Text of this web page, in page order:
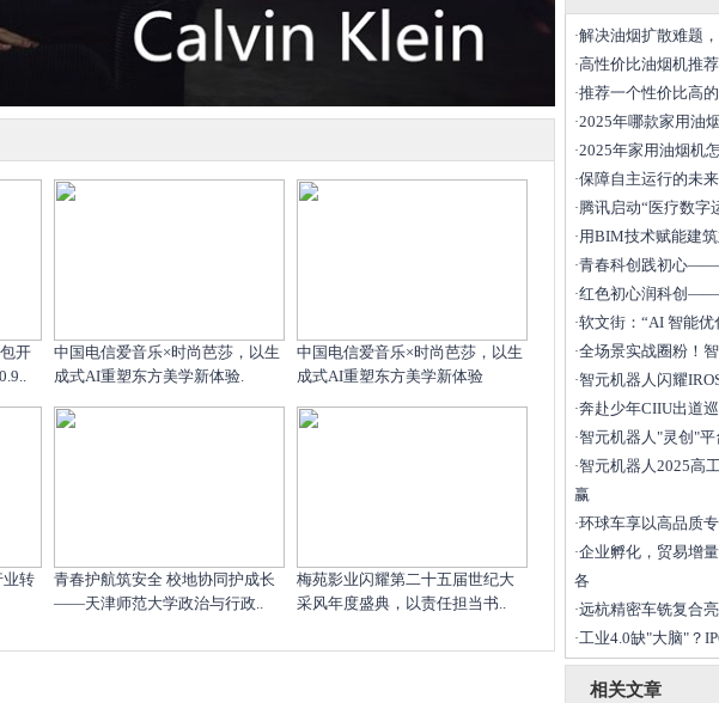
开
中国电信爱音乐×时尚芭莎，以生
成式AI重塑东方美学新体验.
中国电信爱音乐×时尚芭莎，以生
成式AI重塑东方美学新体验
业转
青春护航筑安全 校地协同护成长
——天津师范大学政治与行政..
梅苑影业闪耀第二十五届世纪大
采风年度盛典，以责任担当书..
·解决油烟扩散难题
·高性价比油烟机推
·推荐一个性价比高
·2025年哪款家用油
·2025年家用油烟机
·保障自主运行的未
·腾讯启动“医疗数字
·用BIM技术赋能建
·青春科创践初心——
·红色初心润科创——
·软文街：“AI 智能优
·全场景实战圈粉！
·智元机器人闪耀
·奔赴少年CIIU出道
·智元机器人"灵创"
·智元机器人2025高
赢
·环球车享以高品质
·企业孵化，贸易增
各
·远杭精密车铣复合
·工业4.0缺"大脑"？
相关文章